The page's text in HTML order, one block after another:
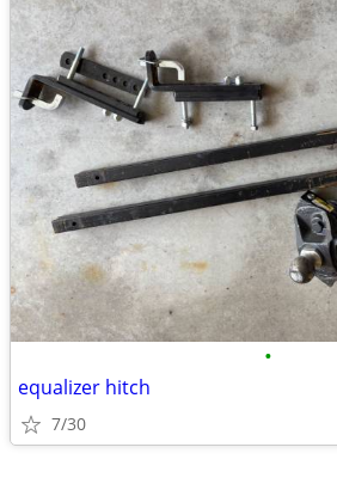
•
equalizer hitch
7/30